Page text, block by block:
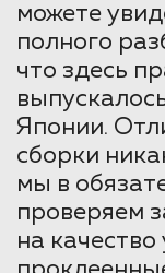
можете
полного
что здесь
Японии.
сборки
мы в
проверяем
на